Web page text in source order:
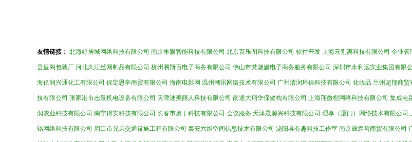
友情链接： 北海好居城网络科技有限公司 南京隼眼智能科技有限公司 北京百乐图科技有限公司 软件开发 上海云别离科技有限公司 企业管
县皇阁包装厂 河北久江丝网制品有限公司 杭州易斯百电子商务有限公司 佛山市梵魅嫒电子商务服务有限公司 深圳市永利远实业集团有限
海亿润兴通化工有限公司 保定恩辛商贸有限公司 海南电影网 温州潮讯网络技术有限公司 广州清润环保科技有限公司 化妆品 兰州超翔商贸
技有限公司 张家港市志景机电设备有限公司 天津速美丽人科技有限公司 南通大翔华保健枕有限公司 上海翔微楷网络科技有限公司 集成电
润农业科技有限公司 南宁得实科技有限公司 长春市奥丁科技有限公司 会议服务 天津晟源兴科技有限公司 理享（厦门）网络技术有限公司
铭网络科技有限公司 周口市兄弟交通设施工程有限公司 泰安六维空间信息技术有限公司 泌阳县有趣科技工作室 南京晟袁哲商贸有限公司